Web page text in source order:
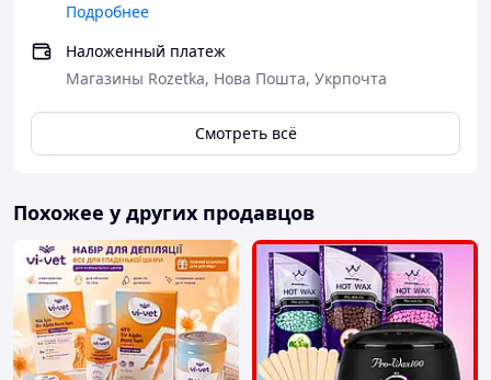
Подробнее
Наложенный платеж
Магазины Rozetka, Нова Пошта, Укрпочта
Смотреть всё
Похожее у других продавцов